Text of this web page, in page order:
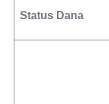
Status Dana